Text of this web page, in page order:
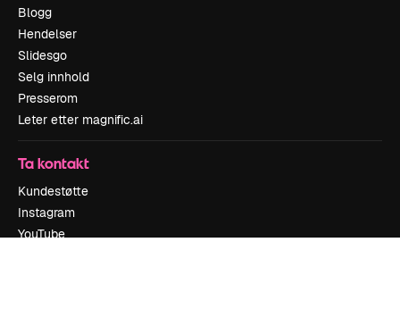
Blogg
Hendelser
Slidesgo
Selg innhold
Presserom
Leter etter magnific.ai
Ta kontakt
Kundestøtte
Instagram
YouTube